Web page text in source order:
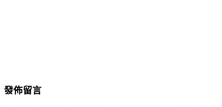
發佈留言